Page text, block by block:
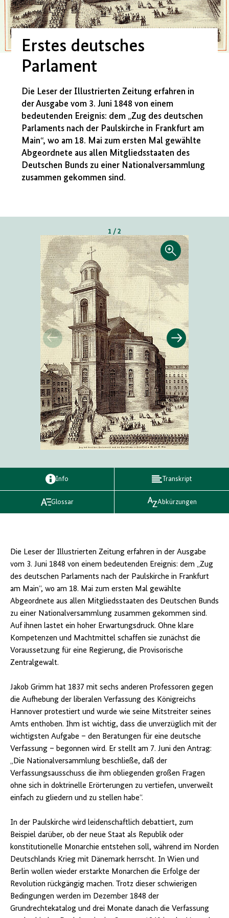
Erstes deutsches
Parlament
Die Leser der Illustrierten Zeitung erfahren in
der Ausgabe vom 3. Juni 1848 von einem
bedeutenden Ereignis: dem „Zug des deutschen
Parlaments nach der Paulskirche in Frankfurt am
Main“, wo am 18. Mai zum ersten Mal gewählte
Abgeordnete aus allen Mitgliedsstaaten des
Deutschen Bunds zu einer Nationalversammlung
zusammen gekommen sind.
1 / 2
Info Transkript
Glossar Abkürzungen
Die Leser der Illustrierten Zeitung erfahren in der Ausgabe
vom 3. Juni 1848 von einem bedeutenden Ereignis: dem „Zug
des deutschen Parlaments nach der Paulskirche in Frankfurt
am Main“, wo am 18. Mai zum ersten Mal gewählte
Abgeordnete aus allen Mitgliedsstaaten des Deutschen Bunds
zu einer Nationalversammlung zusammen gekommen sind.
Auf ihnen lastet ein hoher Erwartungsdruck. Ohne klare
Kompetenzen und Machtmittel schaffen sie zunächst die
Voraussetzung für eine Regierung, die Provisorische
Zentralgewalt.
Jakob Grimm hat 1837 mit sechs anderen Professoren gegen
die Aufhebung der liberalen Verfassung des Königreichs
Hannover protestiert und wurde wie seine Mitstreiter seines
Amts enthoben. Ihm ist wichtig, dass die unverzüglich mit der
wichtigsten Aufgabe – den Beratungen für eine deutsche
Verfassung – begonnen wird. Er stellt am 7. Juni den Antrag:
„Die Nationalversammlung beschließe, daß der
Verfassungsausschuss die ihm obliegenden großen Fragen
ohne sich in doktrinelle Erörterungen zu vertiefen, unverweilt
einfach zu gliedern und zu stellen habe“.
In der Paulskirche wird leidenschaftlich debattiert, zum
Beispiel darüber, ob der neue Staat als Republik oder
konstitutionelle Monarchie entstehen soll, während im Norden
Deutschlands Krieg mit Dänemark herrscht. In Wien und
Berlin wollen wieder erstarkte Monarchen die Erfolge der
Revolution rückgängig machen. Trotz dieser schwierigen
Bedingungen werden im Dezember 1848 der
Grundrechtekatalog und drei Monate danach die Verfassung